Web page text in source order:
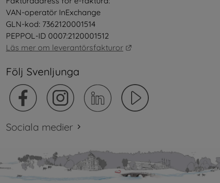
VAN-operatör InExchange
GLN-kod: 7362120001514
PEPPOL-ID 0007:2120001512
Läs mer om leverantörsfakturor
Följ Svenljunga
Sociala medier